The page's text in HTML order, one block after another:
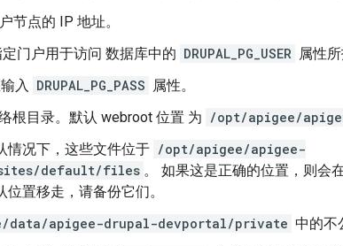
节点的 IP 地址。
门户用于访问 数据库中的 DRUPAL_PG_USER 属性
入 DRUPAL_PG_PASS 属性。
根目录。默认 webroot 位置 为 /opt/apigee/
情况下，这些文件位于 /opt/apigee/apigee-
sites/default/files 。 如果这是正确的位置，则会
置移走，请备份它们。
data/apigee-drupal-devportal/private 中的不